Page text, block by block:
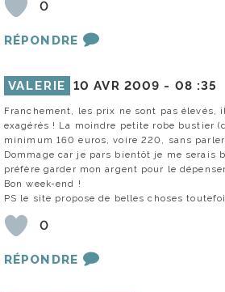
0
RÉPONDRE
VALERIE 10 AVR 2009 - 08 :35
Franchement, les prix ne sont pas élevés,
exagérés ! La moindre petite robe bustier
minimum 160 euros, voire 220, sans parler
Dommage car je pars bientôt je me serais
préfère garder mon argent pour le
Bon week-end !
PS le site propose de belles choses
0
RÉPONDRE